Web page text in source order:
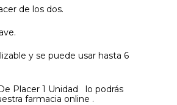
de los dos.
y se puede usar hasta 6
Placer 1 Unidad lo podrás
farmacia online .